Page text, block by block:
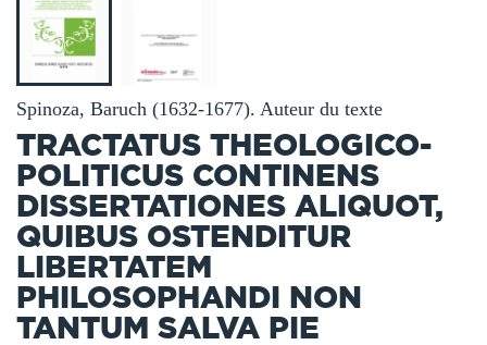
Spinoza, Baruch (1632-1677). Auteur du texte
TRACTATUS THEOLOGICO-
POLITICUS CONTINENS
DISSERTATIONES ALIQUOT,
QUIBUS OSTENDITUR
LIBERTATEM
PHILOSOPHANDI NON
TANTUM SALVA PIE